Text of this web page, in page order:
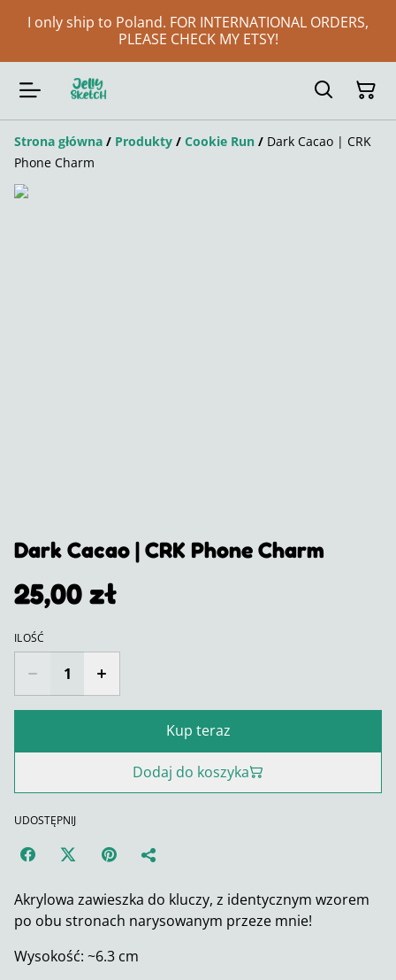
I only ship to Poland. FOR INTERNATIONAL ORDERS,
PLEASE CHECK MY ETSY!
Strona główna / Produkty / Cookie Run / Dark Cacao | CRK
Phone Charm
Dark Cacao | CRK Phone Charm
25,00 zł
ILOŚĆ
Kup teraz
Dodaj do koszyka
UDOSTĘPNIJ
Akrylowa zawieszka do kluczy, z identycznym wzorem
po obu stronach narysowanym przeze mnie!
Wysokość: ~6.3 cm